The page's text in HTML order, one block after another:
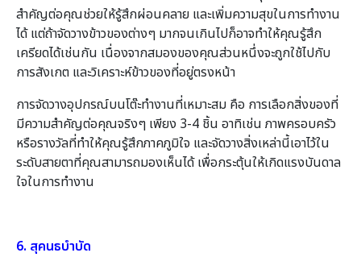
สำคัญต่อคุณช่วยให้รู้สึกผ่อนคลาย และเพิ่มความสุขในการทำงาน
ได้ แต่ถ้าจัดวางข้าวของต่างๆ มากจนเกินไปก็อาจทำให้คุณรู้สึก
เครียดได้เช่นกัน เนื่องจากสมองของคุณส่วนหนึ่งจะถูกใช้ไปกับ
การสังเกต และวิเคราะห์ข้าวของที่อยู่ตรงหน้า
การจัดวางอุปกรณ์บนโต๊ะทำงานที่เหมาะสม คือ การเลือกสิ่งของที่
มีความสำคัญต่อคุณจริงๆ เพียง 3-4 ชิ้น อาทิเช่น ภาพครอบครัว
หรือรางวัลที่ทำให้คุณรู้สึกภาคภูมิใจ และจัดวางสิ่งเหล่านี้เอาไว้ใน
ระดับสายตาที่คุณสามารถมองเห็นได้ เพื่อกระตุ้นให้เกิดแรงบันดาล
ใจในการทำงาน
6. สุคนธบำบัด